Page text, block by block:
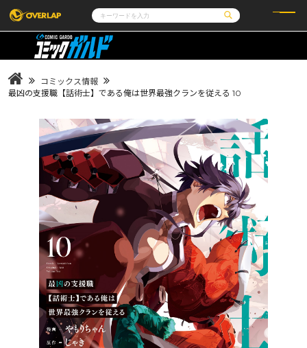
コミック
LiQulle
ラブパルフェ
ライトノベル
ロサージュノベルス
その他
ゲーム
通販・NEWS
企業
会社概要
採用情報
アクセス
オーバーラップホールディングス
お問い合わせはこちら
オーバーラップ文庫
オーバーラップノベルス
オーバーラップノベルスf
ロサージュノベルス
コミックス情報
最凶の支援職【話術士】である俺は世界最強クランを従える 10